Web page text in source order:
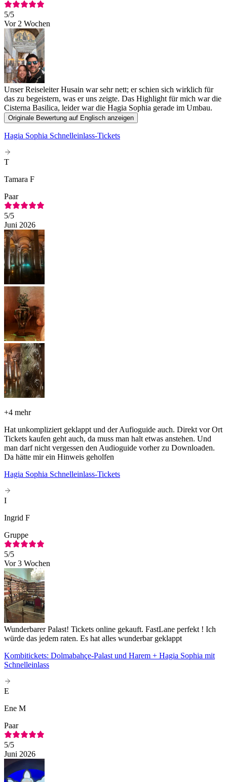
5/5
Vor 2 Wochen
Unser Reiseleiter Husain war sehr nett; er schien sich wirklich für
das zu begeistern, was er uns zeigte. Das Highlight für mich war die
Cisterna Basilica, leider war die Hagia Sophia gerade im Umbau.
Originale Bewertung auf Englisch anzeigen
Hagia Sophia Schnelleinlass-Tickets
T
Tamara F
Paar
5/5
Juni 2026
+4 mehr
Hat unkompliziert geklappt und der Aufioguide auch. Direkt vor Ort
Tickets kaufen geht auch, da muss man halt etwas anstehen. Und
man darf nicht vergessen den Audioguide vorher zu Downloaden.
Da hätte mir ein Hinweis geholfen
Hagia Sophia Schnelleinlass-Tickets
I
Ingrid F
Gruppe
5/5
Vor 3 Wochen
Wunderbarer Palast! Tickets online gekauft. FastLane perfekt ! Ich
würde das jedem raten. Es hat alles wunderbar geklappt
Kombitickets: Dolmabahçe-Palast und Harem + Hagia Sophia mit
Schnelleinlass
E
Ene M
Paar
5/5
Juni 2026